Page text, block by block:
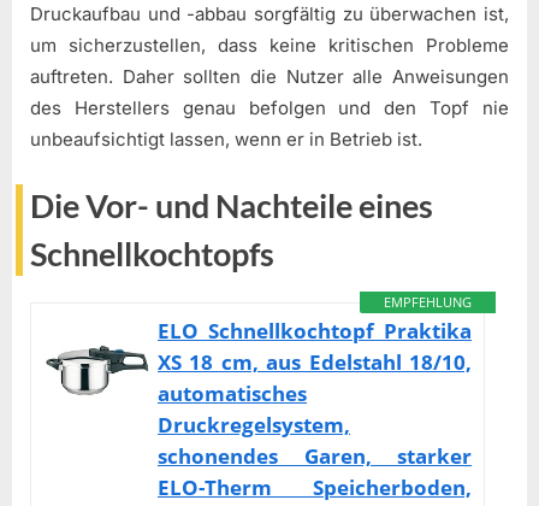
Druckaufbau und -abbau sorgfältig zu überwachen ist,
um sicherzustellen, dass keine kritischen Probleme
auftreten. Daher sollten die Nutzer alle Anweisungen
des Herstellers genau befolgen und den Topf nie
unbeaufsichtigt lassen, wenn er in Betrieb ist.
Die Vor- und Nachteile eines
Schnellkochtopfs
EMPFEHLUNG
ELO Schnellkochtopf Praktika
XS 18 cm, aus Edelstahl 18/10,
automatisches
Druckregelsystem,
schonendes Garen, starker
ELO-Therm Speicherboden,